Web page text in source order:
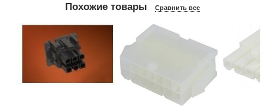
Похожие товары Сравнить все